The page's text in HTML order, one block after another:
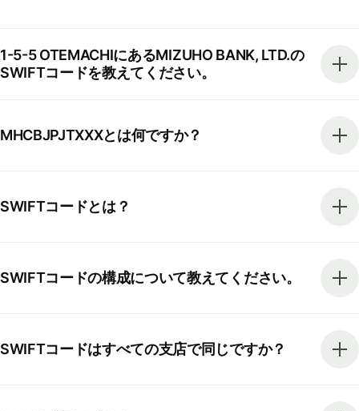
1-5-5 OTEMACHIにあるMIZUHO BANK, LTD.の
SWIFTコードを教えてください。
MHCBJPJTXXXとは何ですか？
SWIFTコードとは？
SWIFTコードの構成について教えてください。
SWIFTコードはすべての支店で同じですか？